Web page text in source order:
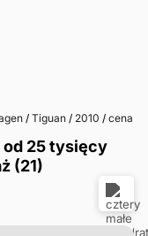
/ Tiguan / 2010 / cena
od 25 tysięcy
(21)